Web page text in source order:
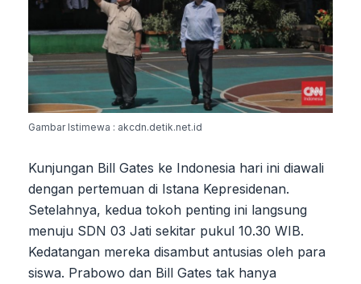
Gambar Istimewa : akcdn.detik.net.id
Kunjungan Bill Gates ke Indonesia hari ini diawali
dengan pertemuan di Istana Kepresidenan.
Setelahnya, kedua tokoh penting ini langsung
menuju SDN 03 Jati sekitar pukul 10.30 WIB.
Kedatangan mereka disambut antusias oleh para
siswa. Prabowo dan Bill Gates tak hanya